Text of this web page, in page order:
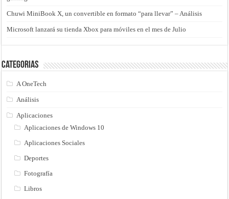
Chuwi MiniBook X, un convertible en formato “para llevar” – Análisis
Microsoft lanzará su tienda Xbox para móviles en el mes de Julio
Categorias
A OneTech
Análisis
Aplicaciones
Aplicaciones de Windows 10
Aplicaciones Sociales
Deportes
Fotografía
Libros